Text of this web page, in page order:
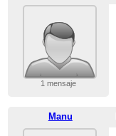
1 mensaje
Manu